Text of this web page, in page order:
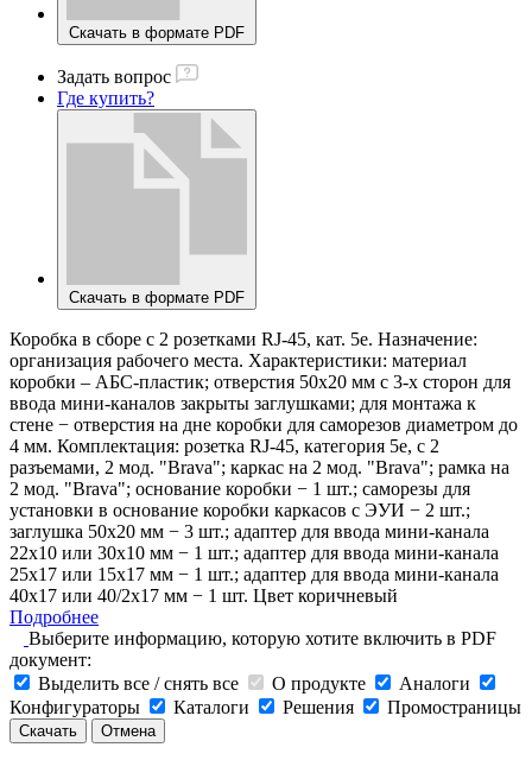
Скачать в формате PDF
Задать вопрос
Где купить?
Скачать в формате PDF
Коробка в сборе с 2 розетками RJ-45, кат. 5е. Назначение:
организация рабочего места. Характеристики: материал
коробки – АБС-пластик; отверстия 50х20 мм с 3-х сторон для
ввода мини-каналов закрыты заглушками; для монтажа к
стене − отверстия на дне коробки для саморезов диаметром до
4 мм. Комплектация: розетка RJ-45, категория 5e, с 2
разъемами, 2 мод. "Brava"; каркас на 2 мод. "Brava"; рамка на
2 мод. "Brava"; основание коробки − 1 шт.; саморезы для
установки в основание коробки каркасов с ЭУИ − 2 шт.;
заглушка 50х20 мм − 3 шт.; адаптер для ввода мини-канала
22х10 или 30х10 мм − 1 шт.; адаптер для ввода мини-канала
25х17 или 15х17 мм − 1 шт.; адаптер для ввода мини-канала
40х17 или 40/2х17 мм − 1 шт. Цвет коричневый
Подробнее
Выберите информацию, которую хотите включить в PDF
документ:
Выделить все / снять все
О продукте
Аналоги
Конфигураторы
Каталоги Решения Промостраницы
Скачать Отмена